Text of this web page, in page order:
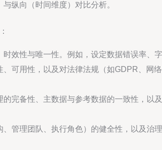
纵向（时间维度）对比分析。
效性与唯一性。例如，设定数据错误率、
、可用性，以及对法律法规（如GDPR、网
的完备性、主数据与参考数据的一致性，
、管理团队、执行角色）的健全性，以及治